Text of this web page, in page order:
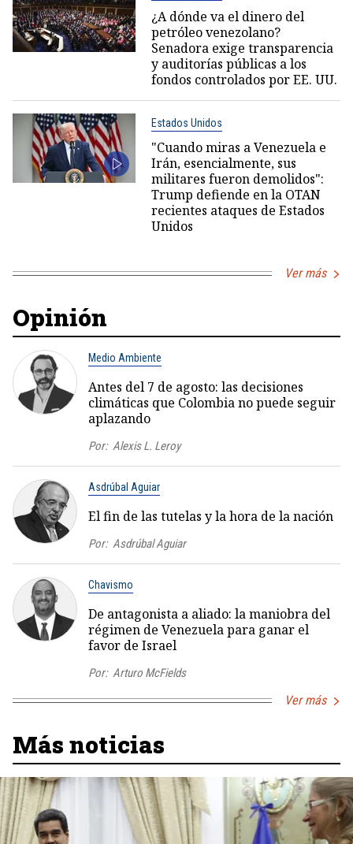
¿A dónde va el dinero del
petróleo venezolano?
Senadora exige transparencia
y auditorías públicas a los
fondos controlados por EE. UU.
Estados Unidos
"Cuando miras a Venezuela e
Irán, esencialmente, sus
militares fueron demolidos":
Trump defiende en la OTAN
recientes ataques de Estados
Unidos
Ver más
Opinión
Medio Ambiente
Antes del 7 de agosto: las decisiones
climáticas que Colombia no puede seguir
aplazando
Por: Alexis L. Leroy
Asdrúbal Aguiar
El fin de las tutelas y la hora de la nación
Por: Asdrúbal Aguiar
Chavismo
De antagonista a aliado: la maniobra del
régimen de Venezuela para ganar el
favor de Israel
Por: Arturo McFields
Ver más
Más noticias